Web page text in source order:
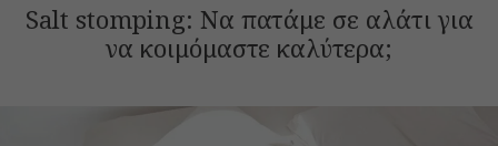
Salt stomping: Να πατάμε σε αλάτι για
να κοιμόμαστε καλύτερα;